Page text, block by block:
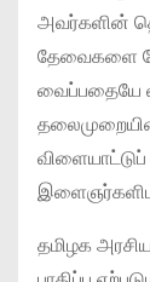
அவர்களின்
தேவைகளை
வைப்பதையே
தமிழக